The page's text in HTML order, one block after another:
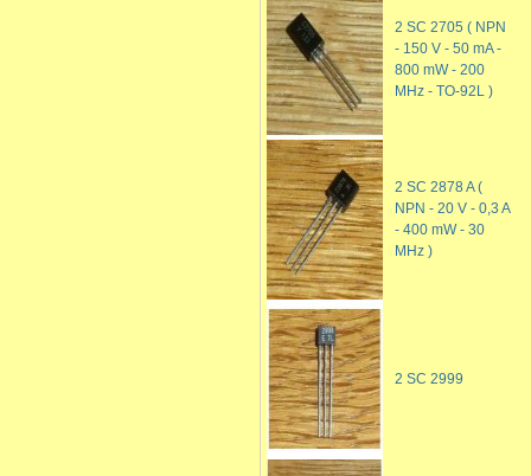
2 SC 2705 ( NPN
- 150 V - 50 mA -
800 mW - 200
MHz - TO-92L )
2 SC 2878 A (
NPN - 20 V - 0,3 A
- 400 mW - 30
MHz )
2 SC 2999